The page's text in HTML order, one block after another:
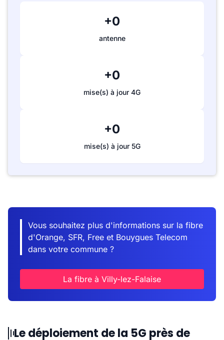
+0
antenne
+0
mise(s) à jour 4G
+0
mise(s) à jour 5G
Vous souhaitez plus d'informations sur la fibre
d'Orange, SFR, Free et Bouygues Telecom
dans votre commune ?
La fibre à Villy-lez-Falaise
Le déploiement de la 5G près de